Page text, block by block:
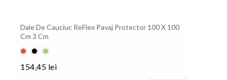
Dale De Cauciuc ReFlex Pavaj Protector 100 X 100
Cm 3 Cm
RoșuNegruVerde
154,45 lei